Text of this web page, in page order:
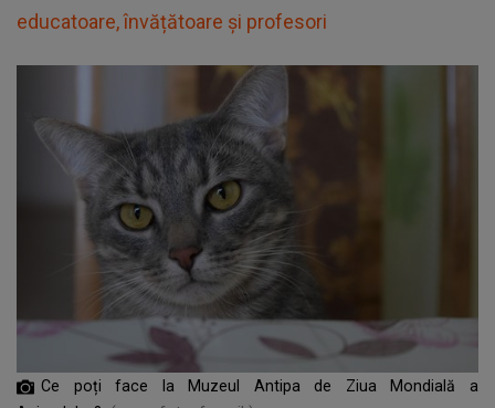
educatoare, învățătoare și profesori
Ce poți face la Muzeul Antipa de Ziua Mondială a